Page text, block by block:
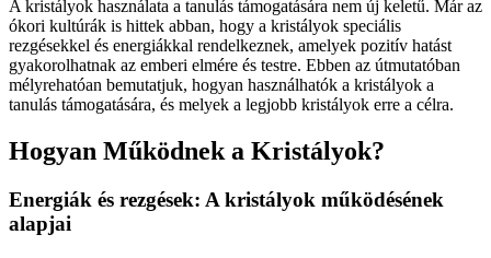
A kristályok használata a tanulás támogatására nem új keletű. Már az
ókori kultúrák is hittek abban, hogy a kristályok speciális
rezgésekkel és energiákkal rendelkeznek, amelyek pozitív hatást
gyakorolhatnak az emberi elmére és testre. Ebben az útmutatóban
mélyrehatóan bemutatjuk, hogyan használhatók a kristályok a
tanulás támogatására, és melyek a legjobb kristályok erre a célra.
Hogyan Működnek a Kristályok?
Energiák és rezgések: A kristályok működésének
alapjai